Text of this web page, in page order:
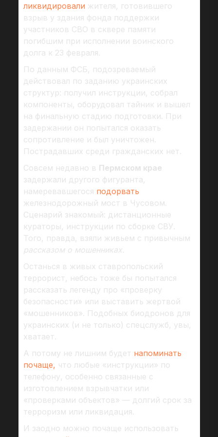
ликвидировали жителя, готовившего
взрыв у здания фонда поддержки
участников СВО в сквере памяти
погибшим при исполнении воинского
долга к 23 февраля.
По данным ФСБ, подозреваемый
действовал по заданию украинских
структур: получил инструкции, собрал
компоненты, оборудовал тайник и вышел
на финальную стадию подготовки. При
задержании он попытался оказать
сопротивление и был уничтожен.
Пострадавших среди гражданских нет.
Совсем недавно в Пермском крае
задержали другого фигуранта,
намеревавшегося подорвать
железнодорожный мост в Чусовом.
Сценарий знакомый: дистанционные
кураторы, инструкции по сборке СВУ.
Того, правда, взяли живьем с привычным
рассказом о мошенниках.
Останься в живых ставропольский
террорист, небось тоже бы попытался
рассказать легенду про «проверку
безопасности» или выставить жертвой
«мошенников». Подобных биодронов для
украинских (и не только) спецслужб, увы,
хватает.
А потому не лишним будет напоминать
почаще, что любые «инструкции» по
телефону, особенно связанные с
изготовлением взрывчатки или
«проверками объектов» — долгий срок за
терроризм или ликвидация.
И заодно можно почаще использовать